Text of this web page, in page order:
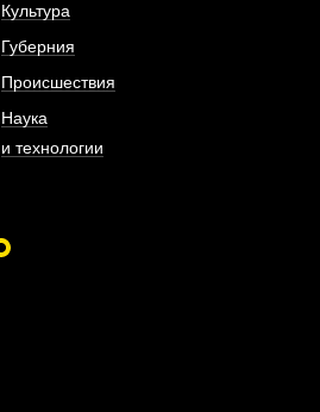
Культура
Губерния
Происшествия
Наука
и технологии